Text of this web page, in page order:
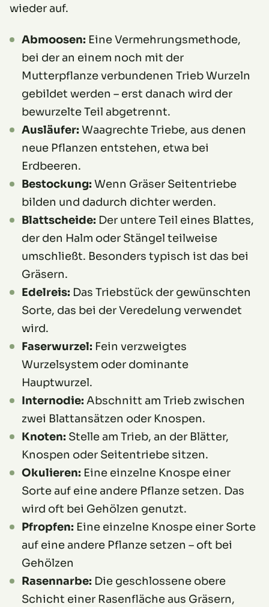
wieder auf.
Abmoosen: Eine Vermehrungsmethode,
bei der an einem noch mit der
Mutterpflanze verbundenen Trieb Wurzeln
gebildet werden – erst danach wird der
bewurzelte Teil abgetrennt.
Ausläufer: Waagrechte Triebe, aus denen
neue Pflanzen entstehen, etwa bei
Erdbeeren.
Bestockung: Wenn Gräser Seitentriebe
bilden und dadurch dichter werden.
Blattscheide: Der untere Teil eines Blattes,
der den Halm oder Stängel teilweise
umschließt. Besonders typisch ist das bei
Gräsern.
Edelreis: Das Triebstück der gewünschten
Sorte, das bei der Veredelung verwendet
wird.
Faserwurzel: Fein verzweigtes
Wurzelsystem oder dominante
Hauptwurzel.
Internodie: Abschnitt am Trieb zwischen
zwei Blattansätzen oder Knospen.
Knoten: Stelle am Trieb, an der Blätter,
Knospen oder Seitentriebe sitzen.
Okulieren: Eine einzelne Knospe einer
Sorte auf eine andere Pflanze setzen. Das
wird oft bei Gehölzen genutzt.
Pfropfen: Eine einzelne Knospe einer Sorte
auf eine andere Pflanze setzen – oft bei
Gehölzen
Rasennarbe: Die geschlossene obere
Schicht einer Rasenfläche aus Gräsern,